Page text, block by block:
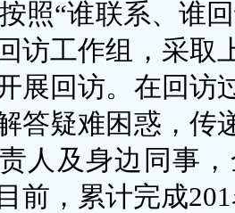
照“谁联系、谁
访工作组，采取
展回访。在回访
答疑难困惑，传
人及身边同事
前，累计完成